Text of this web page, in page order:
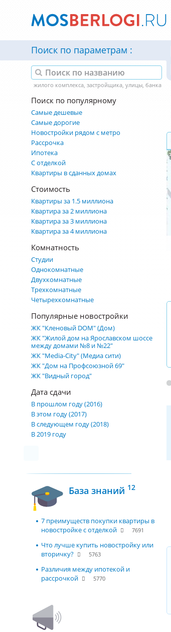
Поиск по параметрам
Поиск по популярному
Самые дешевые
Самые дорогие
Новостройки рядом с метро
Рассрочка
Ипотека
С отделкой
Квартиры в сданных домах
Стоимость
Квартиры за 1.5 миллиона
Квартира за 2 миллиона
Квартира за 3 миллиона
Квартира за 4 миллиона
Комнатность
Студии
Однокомнатные
Двухкомнатные
Трехкомнатные
Четырехкомнатные
Популярные новостройки
ЖК "Кленовый DOM" (Дом)
ЖК "Жилой дом на Ярославском шоссе
между домами №8 и №22"
ЖК "Media-City" (Медиа сити)
ЖК "Дом на Профсоюзной 69"
ЖК "Видный город"
Дата сдачи
В прошлом году (2016)
В этом году (2017)
В следующем году (2018)
В 2019 году
База знаний 12
7 преимуществ покупки квартиры в
новостройке с отделкой
7691
Что лучше купить новостройку или
вторичку?
5763
Различия между ипотекой и
рассрочкой
5770